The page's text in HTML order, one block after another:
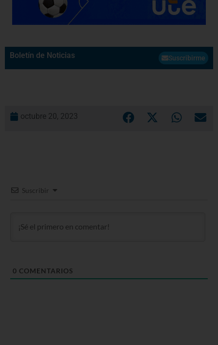
Boletín de Noticias Suscribirme
octubre 20, 2023
Suscribir
0 COMENTARIOS